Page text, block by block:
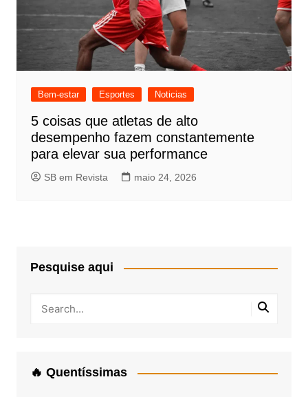
Bem-estar Esportes Noticias
5 coisas que atletas de alto
desempenho fazem constantemente
para elevar sua performance
SB em Revista maio 24, 2026
Pesquise aqui
🔥 Quentíssimas